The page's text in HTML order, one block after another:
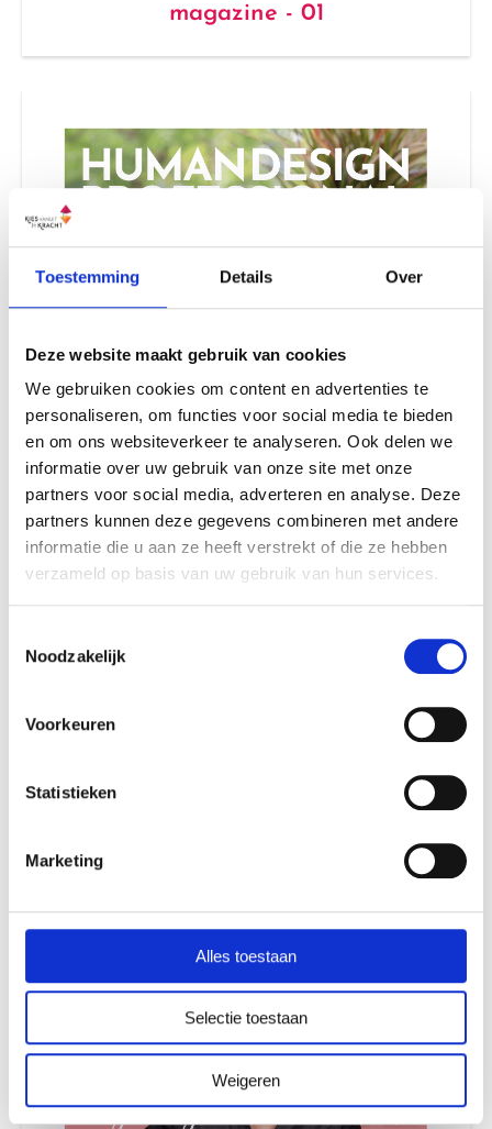
Toestemming Details Over
Deze website maakt gebruik van cookies
We gebruiken cookies om content en advertenties te
personaliseren, om functies voor social media te bieden
en om ons websiteverkeer te analyseren. Ook delen we
informatie over uw gebruik van onze site met onze
partners voor social media, adverteren en analyse. Deze
partners kunnen deze gegevens combineren met andere
informatie die u aan ze heeft verstrekt of die ze hebben
verzameld op basis van uw gebruik van hun services.
Noodzakelijk
Voorkeuren
Statistieken
Marketing
Alles toestaan
Selectie toestaan
Weigeren
magazine - 01